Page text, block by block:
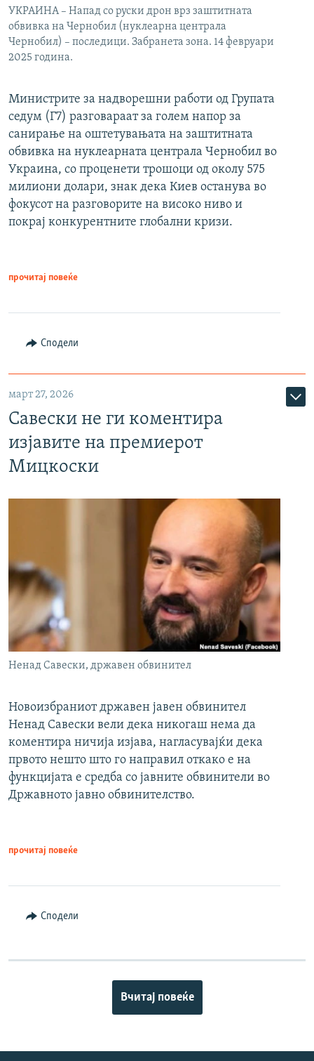
УКРАИНА – Напад со руски дрон врз заштитната
обвивка на Чернобил (нуклеарна централа
Чернобил) – последици. Забранета зона. 14 февруари
2025 година.
Министрите за надворешни работи од Групата
седум (Г7) разговараат за голем напор за
санирање на оштетувањата на заштитната
обвивка на нуклеарната централа Чернобил во
Украина, со проценети трошоци од околу 575
милиони долари, знак дека Киев останува во
фокусот на разговорите на високо ниво и
покрај конкурентните глобални кризи.
прочитај повеќе
Сподели
март 27, 2026
Савески не ги коментира
изјавите на премиерот
Мицкоски
Ненад Савески, државен обвинител
Новоизбраниот државен јавен обвинител
Ненад Савески вели дека никогаш нема да
коментира ничија изјава, нагласувајќи дека
првото нешто што го направил откако е на
функцијата е средба со јавните обвинители во
Државното јавно обвинителство.
прочитај повеќе
Сподели
Вчитај повеќе